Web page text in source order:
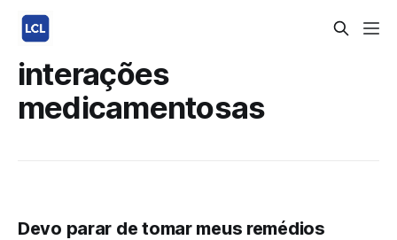
interações
medicamentosas
Devo parar de tomar meus remédios